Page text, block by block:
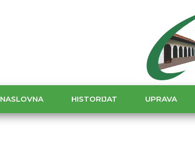
NASLOVNA HISTORIJAT UPRAVA